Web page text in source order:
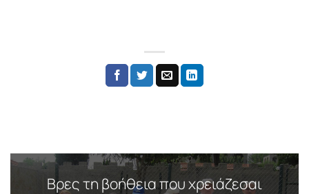
Βρες τη βοήθεια που χρειάζεσαι